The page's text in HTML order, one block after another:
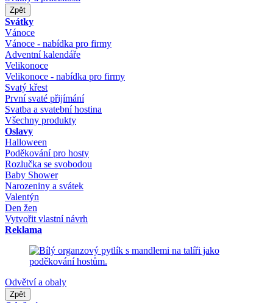
Zpět
Svátky
Vánoce
Vánoce - nabídka pro firmy
Adventní kalendáře
Velikonoce
Velikonoce - nabídka pro firmy
Svatý křest
První svaté přijímání
Svatba a svatební hostina
Všechny produkty
Oslavy
Halloween
Poděkování pro hosty
Rozlučka se svobodou
Baby Shower
Narozeniny a svátek
Valentýn
Den žen
Vytvořit vlastní návrh
Reklama
Odvětví a obaly
Zpět